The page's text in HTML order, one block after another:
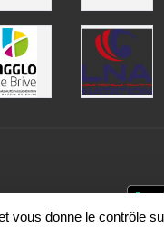
vous donne le contrôle